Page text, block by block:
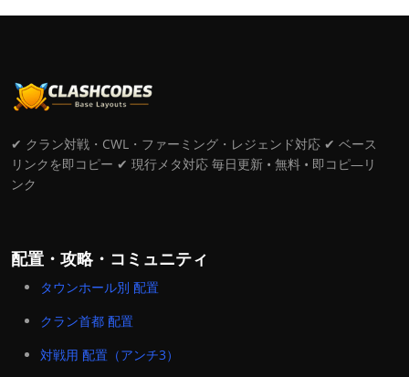
✔ クラン対戦・CWL・ファーミング・レジェンド対応 ✔ ベース
リンクを即コピー ✔ 現行メタ対応 毎日更新 • 無料 • 即コピ―リ
ンク
配置・攻略・コミュニティ
タウンホール別 配置
クラン首都 配置
対戦用 配置（アンチ3）